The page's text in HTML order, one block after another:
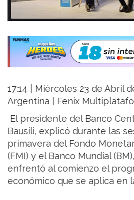
17:14 | Miércoles 23 de Abril
Argentina | Fenix
El presidente del Banco
Bausili, explicó durante las
primavera del Fondo
(FMI) y el Banco Mundial
enfrentó al comienzo el
económico que se aplica en